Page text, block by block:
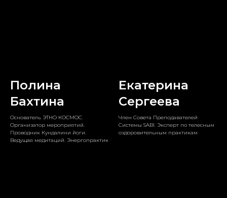
Полина
Бахтина
Основатель ЭТНО КОСМОС.
Организатор мероприятий.
Проводник Кундалини йоги.
Ведущая медитаций. Энергопрактик
Екатерина
Сергеева
Член Совета Преподавателей
Системы SABI. Эксперт по телесным
оздоровительным практикам